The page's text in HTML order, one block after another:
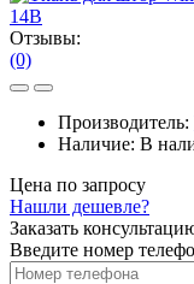
Отзывы:
(0)
Производитель:
Наличие: В
Цена по запросу
Нашли дешевле?
Заказать
Введите номер